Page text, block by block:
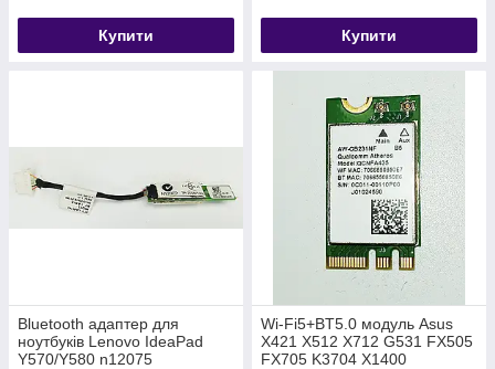
Купити Купити
Bluetooth адаптер для
ноутбуків Lenovo IdeaPad
Y570/Y580 n12075
Wi-Fi5+BT5.0 модуль Asus
X421 X512 X712 G531 FX505
FX705 K3704 X1400